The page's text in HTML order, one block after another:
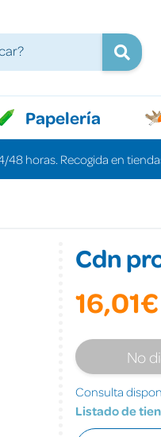
Papelería
horas. Recogida en
Cdn
16,01€
No
Consulta
Listado de